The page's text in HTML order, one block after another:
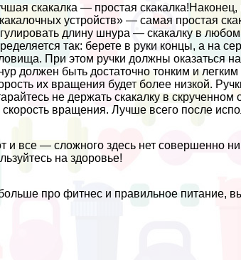
скакалка — простая
устройств» — самая простая
длину шнура — скакалку в
так: берете в руки концы, а на
При этом ручки должны оказаться
должен быть достаточно тонким и
их вращения будет более низкой.
не держать скакалку в
скорость вращения. Лучше всего после
и все — сложного здесь нет совершенно
на здоровье!
про фитнес и правильное питание,